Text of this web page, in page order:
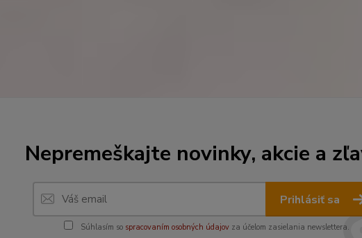
Nepremeškajte novinky, akcie a
Prihlásiť sa
Súhlasím so spracovaním osobných údajovza účelom zasielania newslettera.